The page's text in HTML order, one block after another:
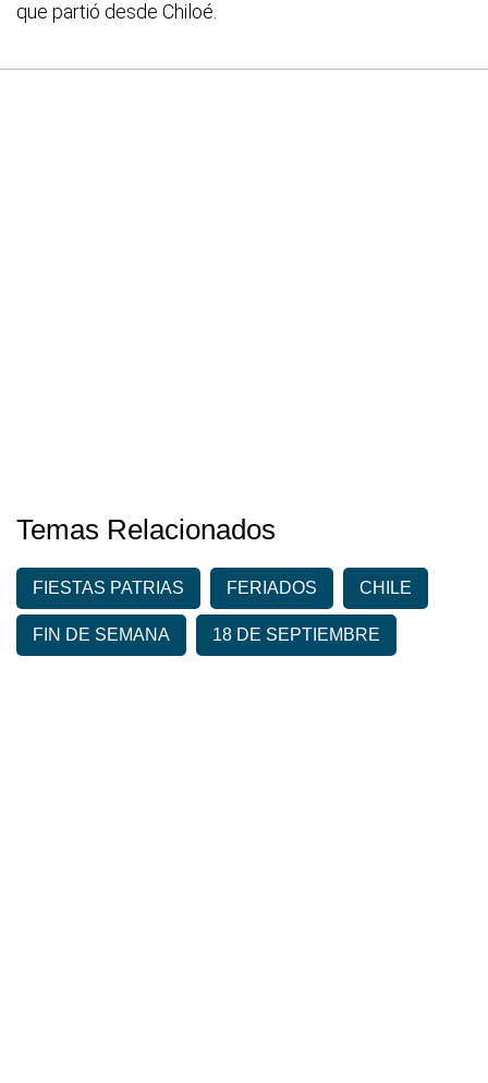
que partió desde Chiloé.
Temas Relacionados
FIESTAS PATRIAS FERIADOS CHILE
FIN DE SEMANA 18 DE SEPTIEMBRE